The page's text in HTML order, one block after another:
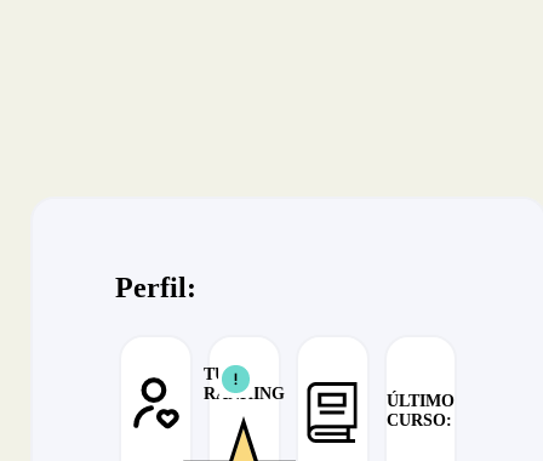
Perfil:
TU
RANKING
ÚLTIMO
CURSO: